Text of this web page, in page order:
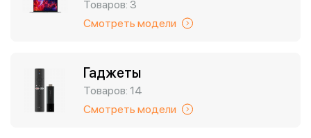
Товаров: 3
Смотреть модели
Гаджеты
Товаров: 14
Смотреть модели